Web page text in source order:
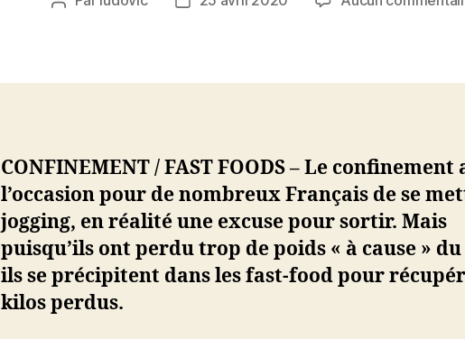
CONFINEMENT / FAST FOODS – Le confinement
l’occasion pour de nombreux Français de se
jogging, en réalité une excuse pour sortir. Mais
puisqu’ils ont perdu trop de poids « à cause »
ils se précipitent dans les fast-food pour
kilos perdus.